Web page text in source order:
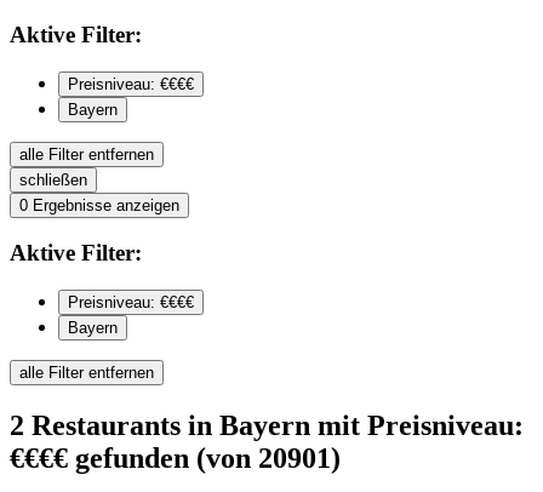
Aktive Filter:
Preisniveau: €€€€
Bayern
alle Filter entfernen
schließen
0 Ergebnisse anzeigen
Aktive Filter:
Preisniveau: €€€€
Bayern
alle Filter entfernen
2 Restaurants in Bayern mit Preisniveau:
€€€€ gefunden (von 20901)